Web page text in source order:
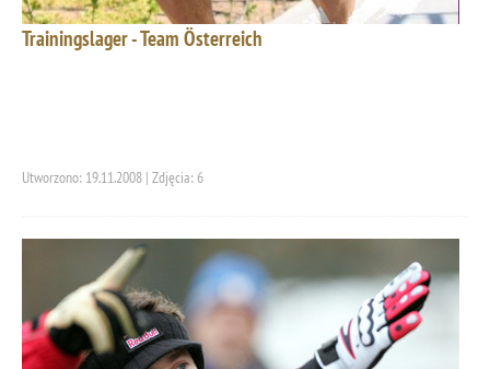
Trainingslager - Team Österreich
Utworzono: 19.11.2008 | Zdjęcia: 6